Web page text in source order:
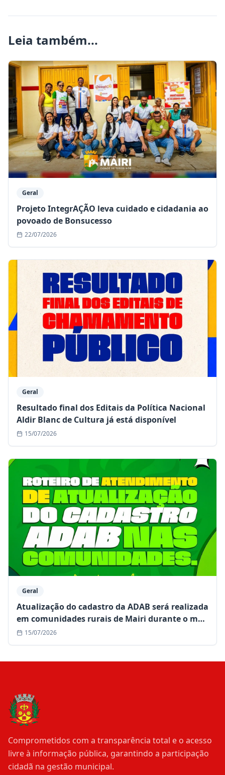
Leia também...
Geral
Projeto IntegrAÇÃO leva cuidado e cidadania ao
povoado de Bonsucesso
22/07/2026
Geral
Resultado final dos Editais da Política Nacional
Aldir Blanc de Cultura já está disponível
15/07/2026
Geral
Atualização do cadastro da ADAB será realizada
em comunidades rurais de Mairi durante o mês
de julho
15/07/2026
Comprometidos com a transparência total e o acesso
livre à informação pública, garantindo a participação
cidadã na gestão municipal.